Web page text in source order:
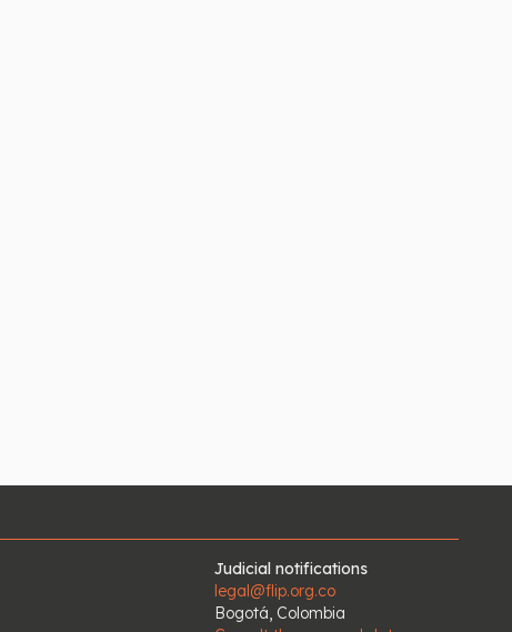
Judicial notifications
legal@flip.org.co
Bogotá, Colombia